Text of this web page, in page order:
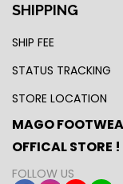
SHIPPING
SHIP FEE
STATUS TRACKING
STORE LOCATION
MAGO
OFFICAL STORE !
FOLLOW US